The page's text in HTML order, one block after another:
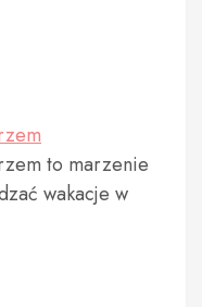
to marzenie
wakacje w